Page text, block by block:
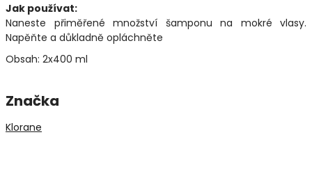
Jak používat:
Naneste přiměřené množství šamponu na mokré vlasy.
Napěňte a důkladně opláchněte
Obsah: 2x400 ml
Značka
Klorane